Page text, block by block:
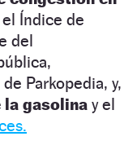
Índice de
del
Parkopedia, y,
la gasolina y el